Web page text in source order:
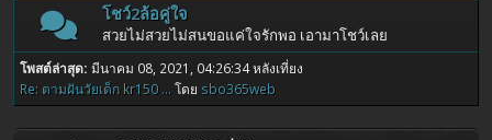
โชว์2ล้อคู่ใจ
สวยไม่สวยไม่สนขอแค่ใจรักพอ เอามาโชว์เลย
โพสต์ล่าสุด: มีนาคม 08, 2021, 04:26:34 หลังเที่ยง
Re: ตามฝันวัยเด็ก kr150 ... โดย sbo365web